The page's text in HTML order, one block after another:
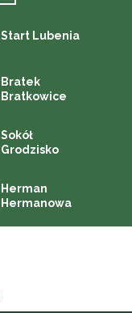
Start Lubenia
Bratek
Bratkowice
Sokół
Grodzisko
Herman
Hermanowa